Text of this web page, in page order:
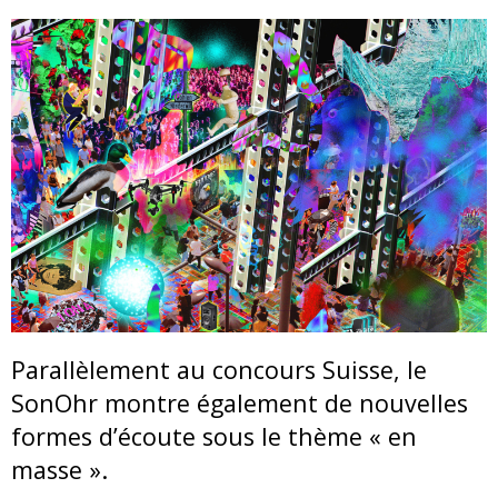
Parallèlement au concours Suisse, le
SonOhr montre également de nouvelles
formes d’écoute sous le thème « en
masse ».